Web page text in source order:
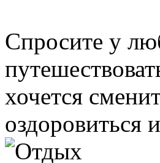
Спросите у
хочется
оздоровиться